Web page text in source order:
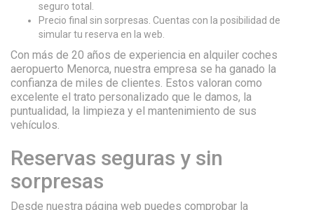
seguro total.
Precio final sin sorpresas. Cuentas con la posibilidad de
simular tu reserva en la web.
Con más de 20 años de experiencia en alquiler coches
aeropuerto Menorca, nuestra empresa se ha ganado la
confianza de miles de clientes. Estos valoran como
excelente el trato personalizado que le damos, la
puntualidad, la limpieza y el mantenimiento de sus
vehículos.
Reservas seguras y sin
sorpresas
Desde nuestra página web puedes comprobar la